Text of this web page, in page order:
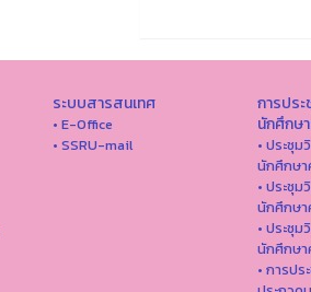
ระบบสารสนเทศ
• E-Office
• SSRU-mail
การปร
นักศึกษ
• ประชุม
นักศึกษา
• ประชุม
นักศึกษา
• ประชุม
นักศึกษา
• การปร